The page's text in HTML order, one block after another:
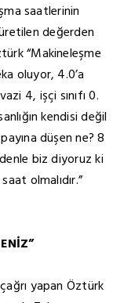
saatlerinin
değerden
“Makineleşme
oluyor, 4.0’a
4, işçi sınıfı 0.
kendisi değil
düşen ne? 8
biz diyoruz ki
olmalıdır.”
yapan Öztürk